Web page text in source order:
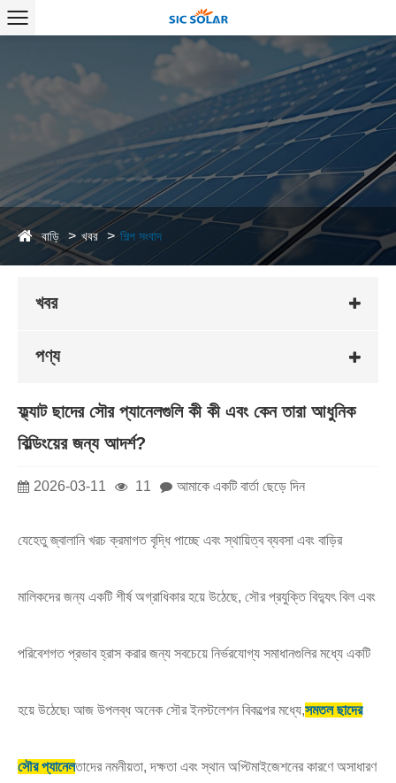
বাড়ি খবর শিল্প সংবাদ
খবর
পণ্য
ফ্ল্যাট ছাদের সৌর প্যানেলগুলি কী কী এবং কেন তারা আধুনিক
বিল্ডিংয়ের জন্য আদর্শ?
2026-03-11 11 আমাকে একটি বার্তা ছেড়ে দিন
যেহেতু জ্বালানি খরচ ক্রমাগত বৃদ্ধি পাচ্ছে এবং স্থায়িত্ব ব্যবসা এবং বাড়ির
মালিকদের জন্য একটি শীর্ষ অগ্রাধিকার হয়ে উঠেছে, সৌর প্রযুক্তি বিদ্যুৎ বিল এবং
পরিবেশগত প্রভাব হ্রাস করার জন্য সবচেয়ে নির্ভরযোগ্য সমাধানগুলির মধ্যে একটি
হয়ে উঠেছে৷ আজ উপলব্ধ অনেক সৌর ইনস্টলেশন বিকল্পের মধ্যে,সমতল ছাদের
সৌর প্যানেলতাদের নমনীয়তা, দক্ষতা এবং স্থান অপ্টিমাইজেশনের কারণে অসাধারণ